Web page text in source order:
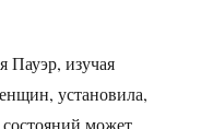
Пауэр, изучая
установила,
может